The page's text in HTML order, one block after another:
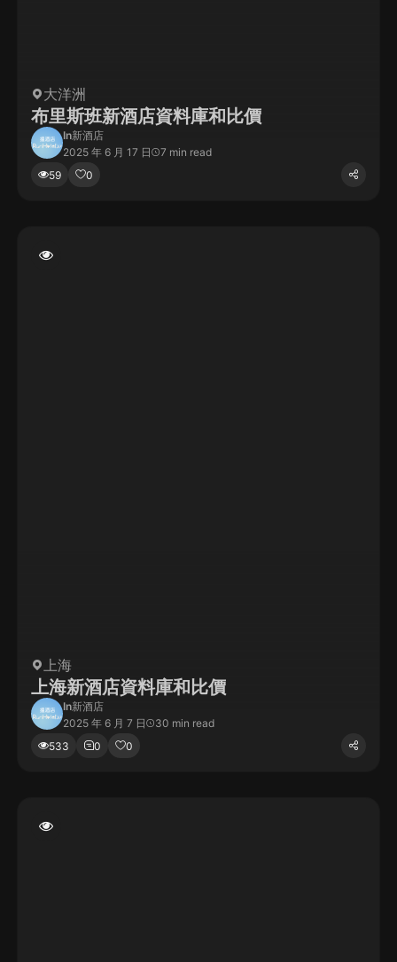
大洋洲
布里斯班新酒店資料庫和比價
In新酒店
2025 年 6 月 17 日
7 min read
59
0
上海
上海新酒店資料庫和比價
In新酒店
2025 年 6 月 7 日
30 min read
533
0 0